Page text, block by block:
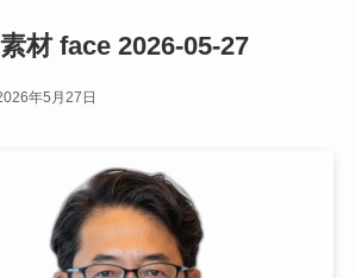
材 face 2026-05-27
年5月27日